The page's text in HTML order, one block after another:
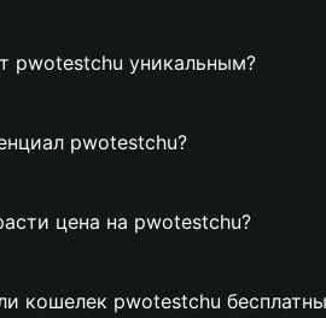
pwotestchu уникальным?
pwotestchu?
цена на pwotestchu?
кошелек pwotestchu